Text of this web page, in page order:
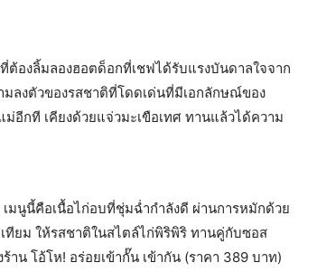
ที่ต้องลิ้มลองฮอตด็อกที่เชฟได้รับแรงบันดาลใจจาก
ลงตัวของรสชาติที่โดดเด่นที่มีเอกลักษณ์ของ
อีกที เคียงด้วยแจ่วมะเขือเทศ ทานแล้วได้ความ
เมนูนี้คือเนื้อไก่อบที่ชุ่มฉ่ำกำลังดี ผ่านการหมักด้วย
ทียม ให้รสชาติในสไตล์ไก่พิริพิริ ทานคู่กับซอส
น โอ้โห! อร่อยเข้ากั๊น เข้ากัน (ราคา 389 บาท)